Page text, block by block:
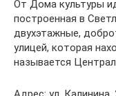
От Дома культуры
построенная в
двухэтажные,
улицей, которая
называется